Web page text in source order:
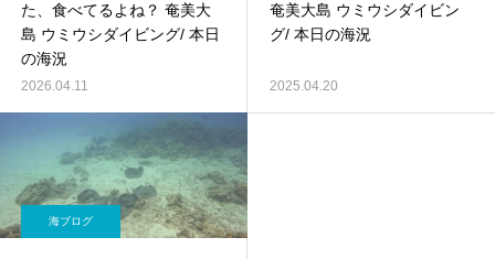
た、食べてるよね？ 奄美大
島 ウミウシダイビング/ 本日
の海況
2026.04.11
奄美大島 ウミウシダイビン
グ/ 本日の海況
2025.04.20
海ブログ